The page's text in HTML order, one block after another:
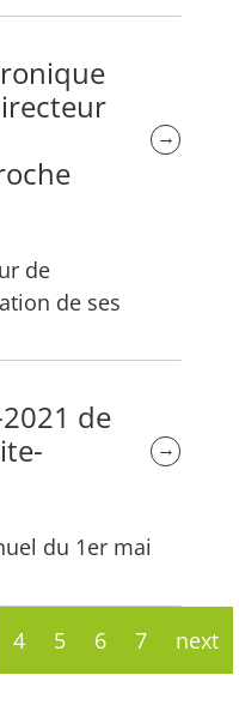
→
de
de ses
de
→
du 1er mai
4 5 6 7 next